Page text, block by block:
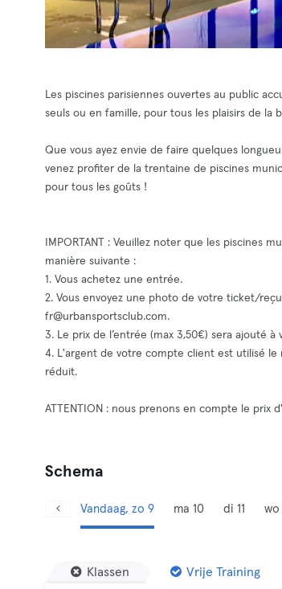
Les piscines parisiennes ouvertes au public
seuls ou en famille, pour tous les plaisirs de la
Que vous ayez envie de faire quelques
venez profiter de la trentaine de piscines
pour tous les goûts !
IMPORTANT : Veuillez noter que les piscines
manière suivante :
1. Vous achetez une entrée.
2. Vous envoyez une photo de votre ticket/
fr@urbansportsclub.com.
3. Le prix de l’entrée (max 3,50€) sera ajouté
4. L'argent de votre compte client est utilisé
réduit.
ATTENTION : nous prenons en compte le prix
Schema
Vandaag, zo 9 ma 10 di 11 wo
Klassen Vrije Training